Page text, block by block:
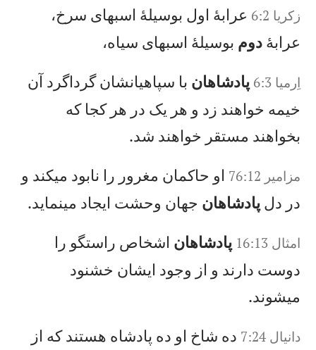
زكريا 6:2
عرابهٔ اول بوسيلهٔ اسبهای سرخ،
عرابهٔدوم بوسيلهٔ اسبهای سياه،
اِرميا 6:3 پادشاهان با سپاهيانشان گرداگرد آن
خيمه خواهند زد و هر يک در هر كجا كه
بخواهند مستقر خواهند شد.
مزامير 76:12
او حاكمان مغرور را نابود میكند و
در دلپادشاهان جهان وحشت ايجاد مینمايد.
امثال 16:13 پادشاهان اشخاص راستگو را
دوست دارند و از وجود ايشان خشنود
میشوند.
دانيال‌ 7:24 ده شاخ او ده پادشاه هستند كه از